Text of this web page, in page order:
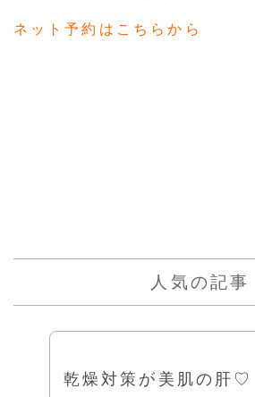
ネット予約はこちらから
人気の記事
乾燥対策が美肌の肝♡